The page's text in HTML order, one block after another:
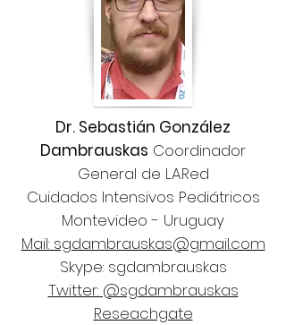
Dr. Sebastián González
Dambrauskas Coordinador
General de LARed
Cuidados Intensivos Pediátricos
Montevideo - Uruguay
Mail: sgdambrauskas@gmail.com
Skype: sgdambrauskas
Twitter: @sgdambrauskas
Reseachgate